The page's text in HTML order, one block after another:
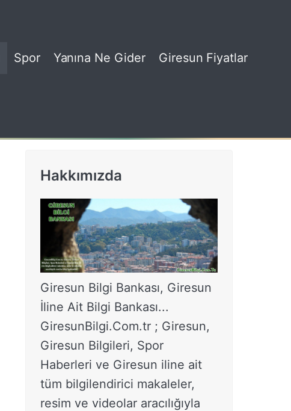
Spor Yanına Ne Gider Giresun Fiyatlar
Hakkımızda
Giresun Bilgi Bankası, Giresun
İline Ait Bilgi Bankası...
GiresunBilgi.Com.tr ; Giresun,
Giresun Bilgileri, Spor
Haberleri ve Giresun iline ait
tüm bilgilendirici makaleler,
resim ve videolar aracılığıyla